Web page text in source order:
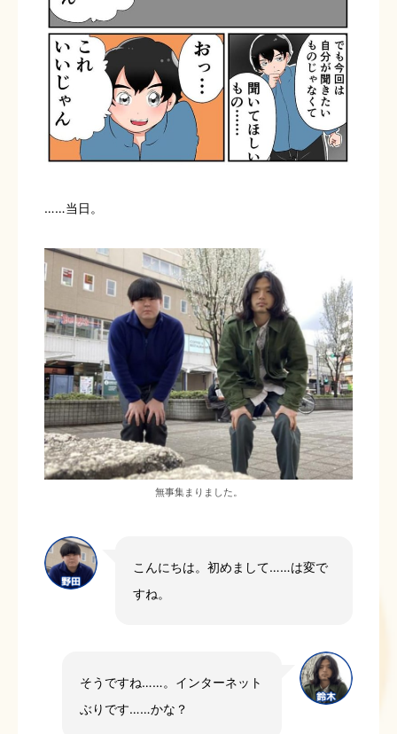
……当日。
無事集まりました。
こんにちは。初めまして……は変で
すね。
そうですね……。インターネット
ぶりです……かな？